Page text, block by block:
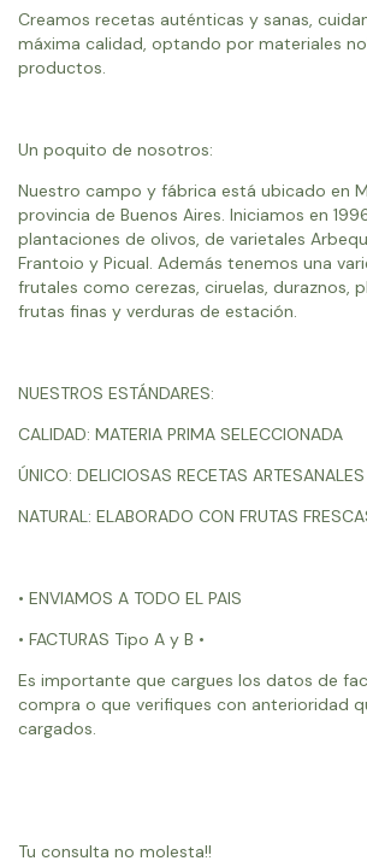
Creamos recetas auténticas y sanas,
máxima calidad, optando por materiales
productos.
Un poquito de nosotros:
Nuestro campo y fábrica está ubicado en
provincia de Buenos Aires. Iniciamos en
plantaciones de olivos, de varietales
Frantoio y Picual. Además tenemos una
frutales como cerezas, ciruelas, duraznos,
frutas finas y verduras de estación.
NUESTROS ESTÁNDARES:
CALIDAD: MATERIA PRIMA SELECCIONADA
ÚNICO: DELICIOSAS RECETAS ARTESANALES
NATURAL: ELABORADO CON FRUTAS
• ENVIAMOS A TODO EL PAIS
• FACTURAS Tipo A y B •
Es importante que cargues los datos de
compra o que verifiques con anterioridad
cargados.
Tu consulta no molesta!!